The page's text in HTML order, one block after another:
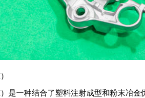
是一种结合了塑料注射成型和粉末冶